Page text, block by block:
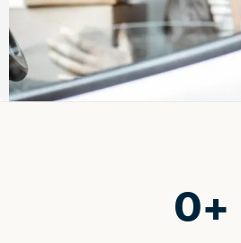
0+